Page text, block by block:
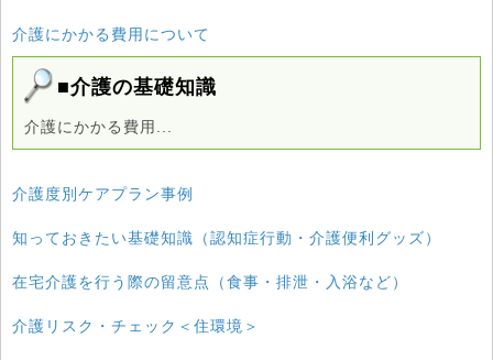
介護にかかる費用について
■介護の基礎知識
介護にかかる費用...
介護度別ケアプラン事例
知っておきたい基礎知識（認知症行動・介護便利グッズ）
在宅介護を行う際の留意点（食事・排泄・入浴など）
介護リスク・チェック＜住環境＞